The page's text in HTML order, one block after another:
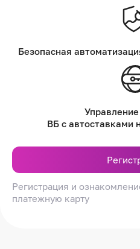
Безопасная
ВБ с автоставками
Регистрация и
платежную карту